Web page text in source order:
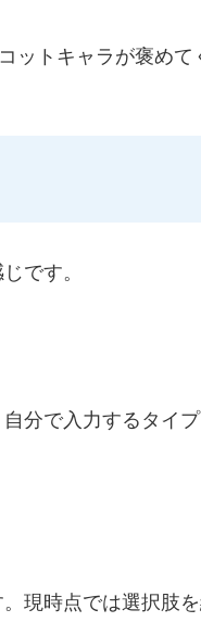
ットキャラが褒め
です。
分で入力するタイ
現時点では選択肢